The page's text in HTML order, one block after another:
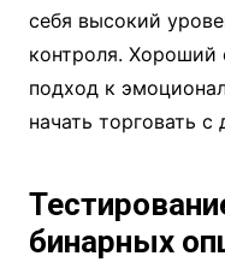
себя высокий
контроля. Хороший
подход к
начать торговать с
бинарных